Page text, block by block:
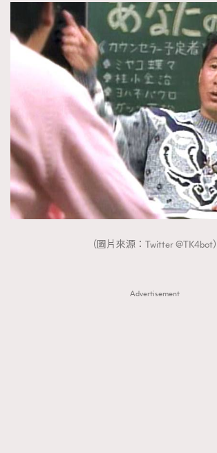
（圖片來源：Twitter @TK4bot）
Advertisement